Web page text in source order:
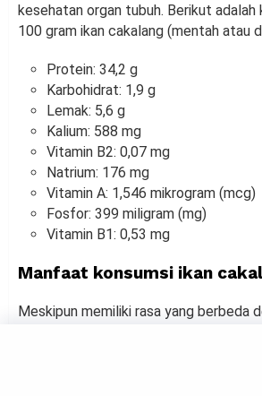
kesehatan organ tubuh. Berikut adalah
100 gram ikan cakalang (mentah atau
Protein: 34,2 g
Karbohidrat: 1,9 g
Lemak: 5,6 g
Kalium: 588 mg
Vitamin B2: 0,07 mg
Natrium: 176 mg
Vitamin A: 1,546 mikrogram (mcg)
Fosfor: 399 miligram (mg)
Vitamin B1: 0,53 mg
Manfaat konsumsi ikan
Meskipun memiliki rasa yang berbeda